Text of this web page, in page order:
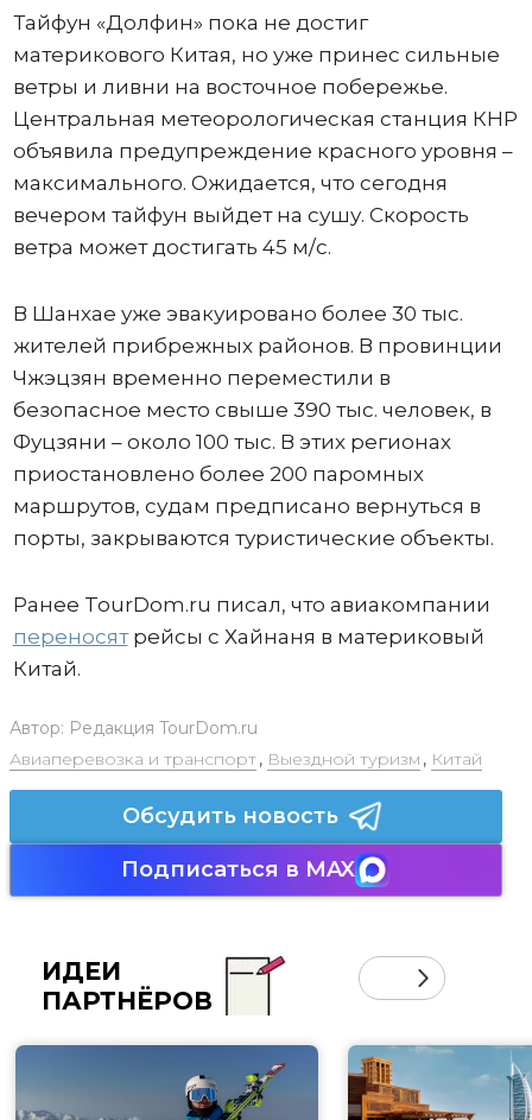
Тайфун «Долфин» пока не достиг
материкового Китая, но уже принес сильные
ветры и ливни на восточное побережье.
Центральная метеорологическая станция КНР
объявила предупреждение красного уровня –
максимального. Ожидается, что сегодня
вечером тайфун выйдет на сушу. Скорость
ветра может достигать 45 м/с.
В Шанхае уже эвакуировано более 30 тыс.
жителей прибрежных районов. В провинции
Чжэцзян временно переместили в
безопасное место свыше 390 тыс. человек, в
Фуцзяни – около 100 тыс. В этих регионах
приостановлено более 200 паромных
маршрутов, судам предписано вернуться в
порты, закрываются туристические объекты.
Ранее TourDom.ru писал, что авиакомпании
переносятрейсы с Хайнаня в материковый
Китай.
Автор: Редакция TourDom.ru
Авиаперевозка и транспорт, Выездной туризм , Китай
Обсудить новость
Подписаться в MAX
ИДЕИ
ПАРТНЁРОВ